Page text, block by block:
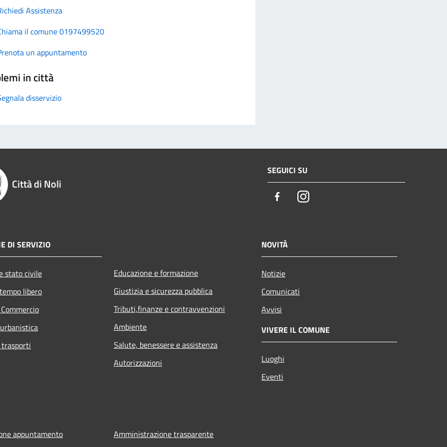
Assistenza
il comune 0197499520
un appuntamento
in città
disservizio
Città di Noli
SEGUICI SU
FacebookInstagram
DI SERVIZIO
stato civile
libero
Educazione e formazione
Giustizia e sicurezza pubblica
Tributi,finanze e contravvenzioni
Ambiente
Salute, benessere e assistenza
Autorizzazioni
NOVITÀ
Notizie
Comunicati
Avvisi
VIVERE IL COMUNE
Luoghi
Eventi
appuntamento
Amministrazione trasparente